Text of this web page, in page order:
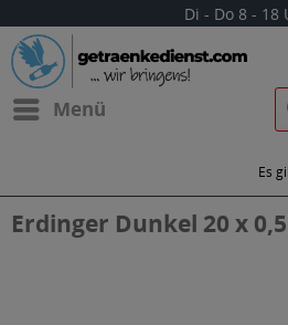
Di - Do 8 - 18
Menü
Es
Erdinger Dunkel 20 x